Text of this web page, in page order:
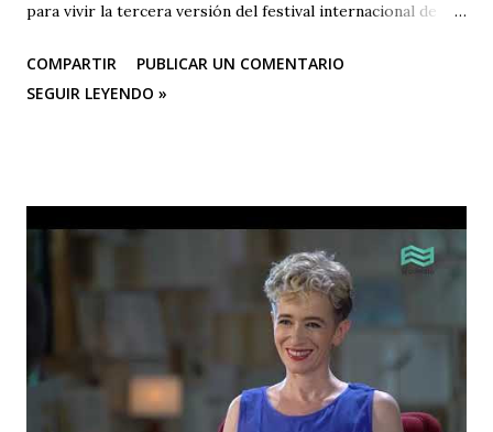
para vivir la tercera versión del festival internacional de
de octubre del 2025 en el Corredor Cultural Del Centro
Comercial Los Ángeles, dónde actualmente se han
Galponcito De Umbral- Correo De Voz Teatro , Candela
Teatro y CASA TEA -Teatro Estudio Alcaraván- este último,
organizador del festival. Teatro Estudio Alcaraván, las
salas del corredor cultural, los grupos y artistas
participantes les hacen una cordial invitación al público
capitalino y a los espectadores del arte y la cultura en la
ciudad (y fuera de ella) para que asistan a la tercera versión
COMPARTIR
PUBLICAR UN COMENTARIO
SEGUIR LEYENDO »